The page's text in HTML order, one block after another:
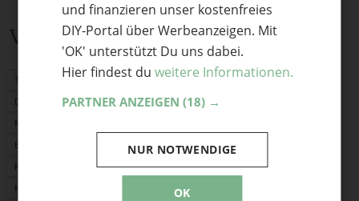
Verwandte Themen
Tasche häkeln
Decke häkeln
Mütze häkeln
Babysachen häkeln
Kuscheltier häkeln
Mitbringsel
und finanzieren unser kostenfreies
DIY-Portal über Werbeanzeigen. Mit
'OK' unterstützt Du uns dabei.
Hier findest du weitere Informationen.
PARTNER ANZEIGEN (18) →
OK
NUR NOTWENDIGE